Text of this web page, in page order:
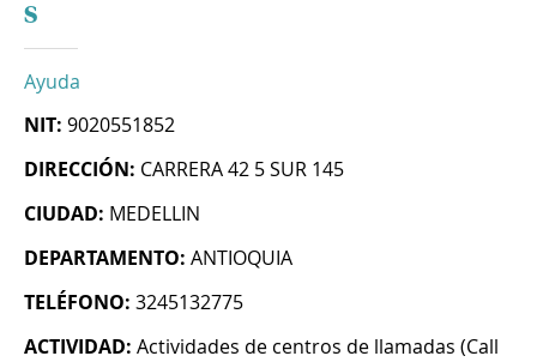
S
Ayuda
NIT: 9020551852
DIRECCIÓN: CARRERA 42 5 SUR 145
CIUDAD: MEDELLIN
DEPARTAMENTO: ANTIOQUIA
TELÉFONO: 3245132775
ACTIVIDAD: Actividades de centros de llamadas (Call